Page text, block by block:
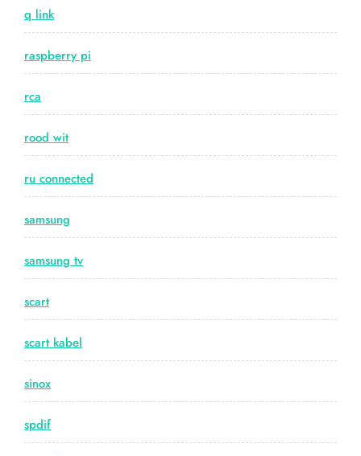
q link
raspberry pi
rca
rood wit
ru connected
samsung
samsung tv
scart
scart kabel
sinox
spdif